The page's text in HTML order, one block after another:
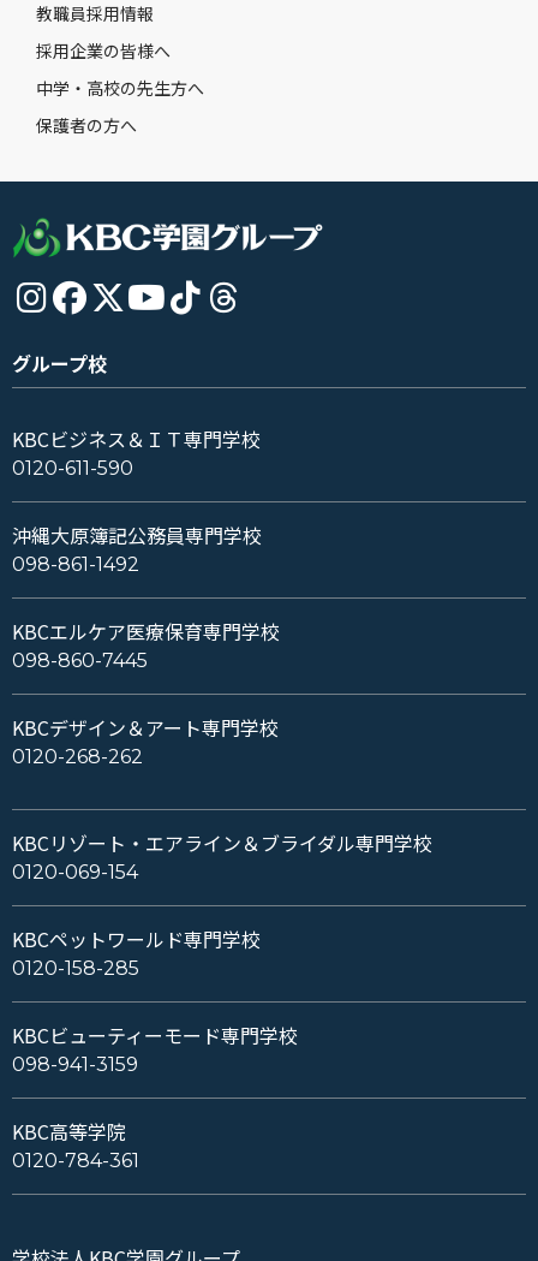
教職員採用情報
採用企業の皆様へ
中学・高校の先生方へ
保護者の方へ
グループ校
KBCビジネス＆ＩＴ専門学校
0120-611-590
沖縄大原簿記公務員専門学校
098-861-1492
KBCエルケア医療保育専門学校
098-860-7445
KBCデザイン＆アート専門学校
0120-268-262
KBCリゾート・エアライン＆ブライダル専門学校
0120-069-154
KBCペットワールド専門学校
0120-158-285
KBCビューティーモード専門学校
098-941-3159
KBC高等学院
0120-784-361